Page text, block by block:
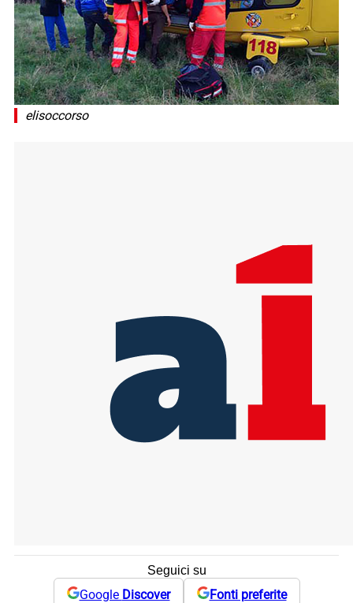
elisoccorso
Seguici su
Google Discover Fonti preferite